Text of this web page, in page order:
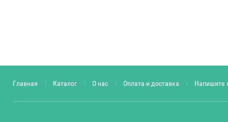
Главная Каталог О нас Оплата и доставка Напишите